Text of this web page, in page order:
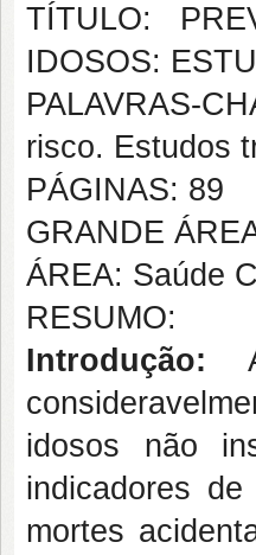
TÍTULO:
IDOSOS:
PALAVRAS-
risco. Estudos
PÁGINAS: 89
GRANDE
ÁREA: Saúde
RESUMO:
Introdução:
idosos não
indicadores
mortes